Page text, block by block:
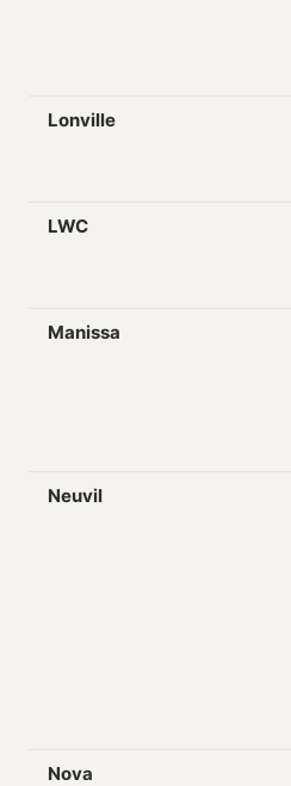
Lonville
LWC
Manissa
Neuvil
Nova